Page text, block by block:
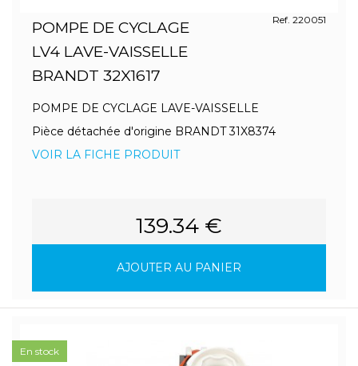
POMPE DE CYCLAGE
LV4 LAVE-VAISSELLE
BRANDT 32X1617
Ref. 220051
POMPE DE CYCLAGE LAVE-VAISSELLE
Pièce détachée d'origine BRANDT 31X8374
VOIR LA FICHE PRODUIT
139.34 €
AJOUTER AU PANIER
En stock